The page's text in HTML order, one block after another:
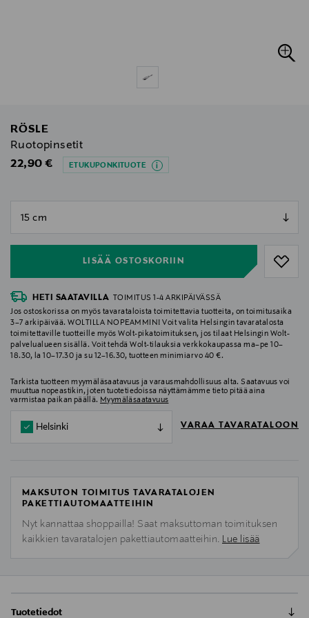
RÖSLE
Ruotopinsetit
Original Price
22,90 € ETUKUPONKITUOTE
LISÄÄ OSTOSKORIIN
HETI SAATAVILLA
TOIMITUS 1-4 ARKIPÄIVÄSSÄ
Jos ostoskorissa on myös tavarataloista toimitettavia tuotteita, on toimitusaika
3–7 arkipäivää. WOLTILLA NOPEAMMIN! Voit valita Helsingin tavaratalosta
toimitettaville tuotteille myös Wolt-pikatoimituksen, jos tilaat Helsingin Wolt-
palvelualueen sisällä. Voit tehdä Wolt-tilauksia verkkokaupassa ma–pe 10–
18.30, la 10–17.30 ja su 12–16.30, tuotteen minimiarvo 40 €.
Tarkista tuotteen myymäläsaatavuus ja varausmahdollisuus alta. Saatavuus voi
muuttua nopeastikin, joten tuotetiedoissa näyttämämme tieto pitää aina
varmistaa paikan päällä. Myymäläsaatavuus
Helsinki VARAA TAVARATALOON
MAKSUTON TOIMITUS TAVARATALOJEN
PAKETTIAUTOMAATTEIHIN
Nyt kannattaa shoppailla! Saat maksuttoman toimituksen
kaikkien tavaratalojen pakettiautomaatteihin. Lue lisää
Tuotetiedot